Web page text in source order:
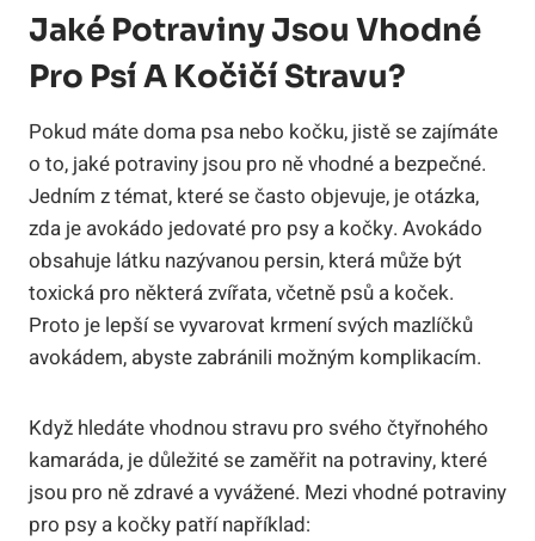
Jaké Potraviny Jsou Vhodné
Pro Psí A Kočičí Stravu?
Pokud máte doma psa nebo kočku, jistě se zajímáte
o to, jaké potraviny jsou pro ně vhodné a bezpečné.
Jedním z témat, které se často objevuje, je otázka,
zda je avokádo jedovaté pro psy a kočky. Avokádo
obsahuje látku nazývanou persin, která může být
toxická pro některá zvířata, včetně psů a koček.
Proto je lepší se vyvarovat krmení svých mazlíčků
avokádem, abyste zabránili možným komplikacím.
Když hledáte vhodnou stravu pro svého čtyřnohého
kamaráda, je důležité se zaměřit na potraviny, které
jsou pro ně zdravé a vyvážené. Mezi vhodné potraviny
pro psy a kočky patří například: